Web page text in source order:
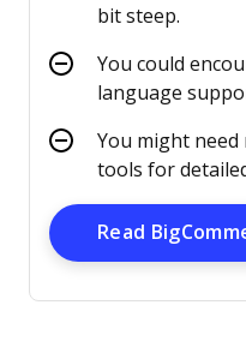
bit steep.
You could
language
You might
tools for
Read